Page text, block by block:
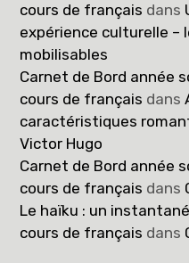
cours de français dans
expérience culturelle –
mobilisables
Carnet de Bord année
cours de français dans
caractéristiques
Victor Hugo
Carnet de Bord année
cours de français dans
Le haïku : un
cours de français dans